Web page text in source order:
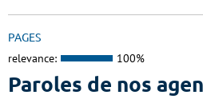
PAGES
relevance: 100%
Paroles de nos